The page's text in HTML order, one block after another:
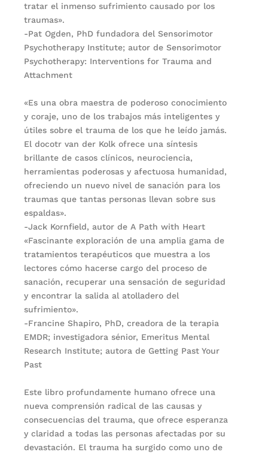
tratar el inmenso sufrimiento causado por los
traumas».
-Pat Ogden, PhD fundadora del Sensorimotor
Psychotherapy Institute; autor de Sensorimotor
Psychotherapy: Interventions for Trauma and
Attachment
«Es una obra maestra de poderoso conocimiento
y coraje, uno de los trabajos más inteligentes y
útiles sobre el trauma de los que he leído jamás.
El docotr van der Kolk ofrece una síntesis
brillante de casos clínicos, neurociencia,
herramientas poderosas y afectuosa humanidad,
ofreciendo un nuevo nivel de sanación para los
traumas que tantas personas llevan sobre sus
espaldas».
-Jack Kornfield, autor de A Path with Heart
«Fascinante exploración de una amplia gama de
tratamientos terapéuticos que muestra a los
lectores cómo hacerse cargo del proceso de
sanación, recuperar una sensación de seguridad
y encontrar la salida al atolladero del
sufrimiento».
-Francine Shapiro, PhD, creadora de la terapia
EMDR; investigadora sénior, Emeritus Mental
Research Institute; autora de Getting Past Your
Past
Este libro profundamente humano ofrece una
nueva comprensión radical de las causas y
consecuencias del trauma, que ofrece esperanza
y claridad a todas las personas afectadas por su
devastación. El trauma ha surgido como uno de